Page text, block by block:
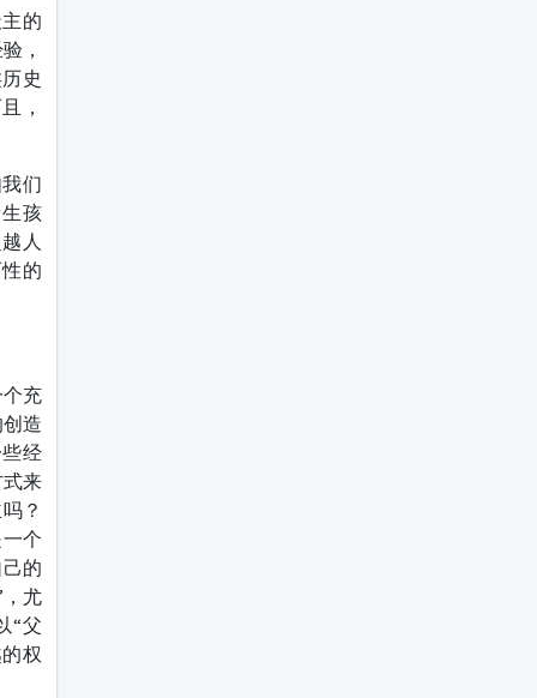
的
，
史
，
们
孩
人
的
充
造
经
来
？
个
的
尤
“父
权